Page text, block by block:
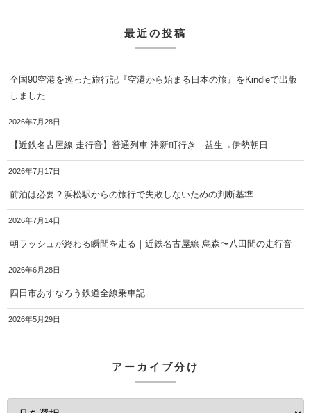
最近の投稿
全国90空港を巡った旅行記『空港から始まる日本の旅』をKindleで出版
しました
2026年7月28日
【近鉄名古屋線 走行音】普通列車 津新町行き 益生→伊勢朝日
2026年7月17日
前泊は必要？浜松駅からの旅行で失敗しないための判断基準
2026年7月14日
朝ラッシュが終わる瞬間を走る｜近鉄名古屋線 烏森〜八田間の走行音
2026年6月28日
四日市あすなろう鉄道全線乗車記
2026年5月29日
アーカイブ分け